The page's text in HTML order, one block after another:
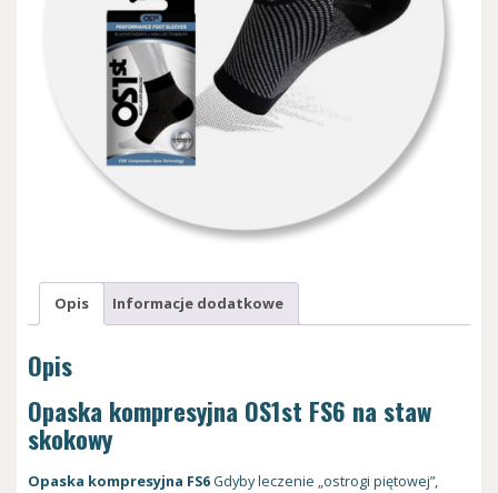
Opis Informacje dodatkowe
Opis
Opaska kompresyjna OS1st FS6 na staw
skokowy
Opaska kompresyjna FS6 Gdyby leczenie „ostrogi piętowej”,